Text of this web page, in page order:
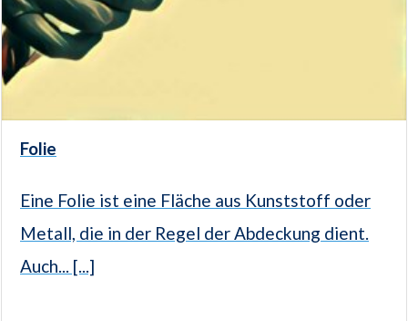
Folie
Eine Folie ist eine Fläche aus Kunststoff oder
Metall, die in der Regel der Abdeckung dient.
Auch... [...]